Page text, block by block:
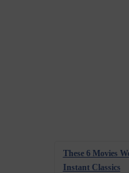
These 6 Movies
Instant Classics